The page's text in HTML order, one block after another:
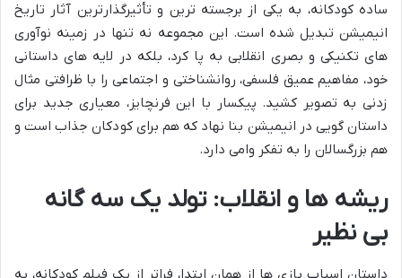
ساده کودکانه، به یکی از برجسته ترین و تأثیرگذارترین آثار تاریخ
انیمیشن تبدیل شده است. این مجموعه نه تنها در زمینه نوآوری
های تکنیکی و بصری انقلابی به پا کرد، بلکه در لایه های داستانی
خود، مفاهیم عمیق فلسفی، روانشناختی و اجتماعی را با ظرافتی مثال
زدنی به تصویر کشید. پیکسار با این فرنچایز، معیاری جدید برای
داستان گویی در انیمیشن بنا نهاد که هم برای کودکان جذاب است و
هم بزرگسالان را به تفکر وامی دارد.
ریشه ها و انقلاب: تولد یک سه گانه
بی نظیر
داستان اسباب بازی ها از همان ابتدا، فراتر از یک فیلم کودکانه، به